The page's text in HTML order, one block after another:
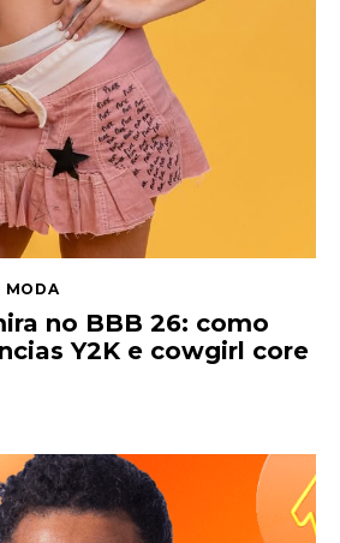
MODA
no BBB 26: como
Y2K e cowgirl core